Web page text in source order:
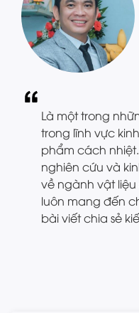
Là một trong
trong lĩnh vực
phẩm cách
nghiên cứu và
về ngành vật
luôn mang đến
bài viết chia sẻ